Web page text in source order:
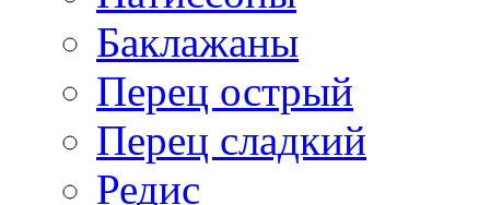
Баклажаны
Перец острый
Перец сладкий
Редис